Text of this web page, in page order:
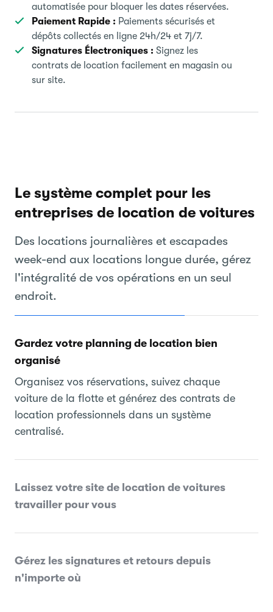
automatisée pour bloquer les dates réservées.
Paiement Rapide : Paiements sécurisés et
dépôts collectés en ligne 24h/24 et 7j/7.
Signatures Électroniques : Signez les
contrats de location facilement en magasin ou
sur site.
Le système complet pour les
entreprises de location de voitures
Des locations journalières et escapades
week-end aux locations longue durée, gérez
l'intégralité de vos opérations en un seul
endroit.
Gardez votre planning de location bien
organisé
Organisez vos réservations, suivez chaque
voiture de la flotte et générez des contrats de
location professionnels dans un système
centralisé.
Laissez votre site de location de voitures
travailler pour vous
Gérez les signatures et retours depuis
n'importe où